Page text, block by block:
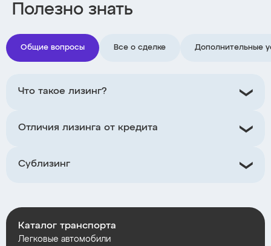
Полезно знать
Общие вопросы Все о сделке Дополнительные
Что такое лизинг?
Отличия лизинга от кредита
Сублизинг
Каталог транспорта
Легковые автомобили